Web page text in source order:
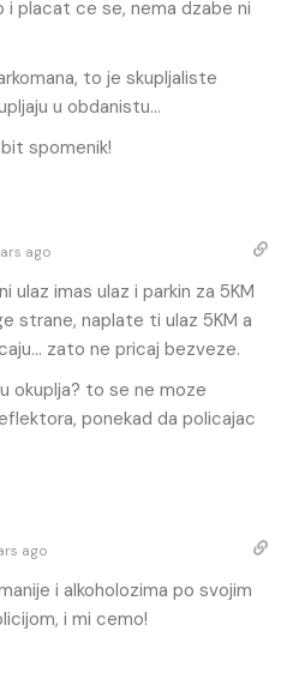
i placat ce se, nema dzabe ni
to je skupljaliste
u obdanistu…
spomenik!
ago
ulaz imas ulaz i parkin za 5KM
strane, naplate ti ulaz 5KM a
zato ne pricaj bezveze.
okuplja? to se ne moze
ponekad da policajac
ago
i alkoholozima po svojim
i mi cemo!